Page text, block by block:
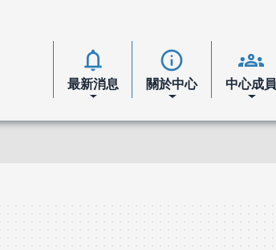
notifications
最新消息
info
關於中心
groups
中心成員